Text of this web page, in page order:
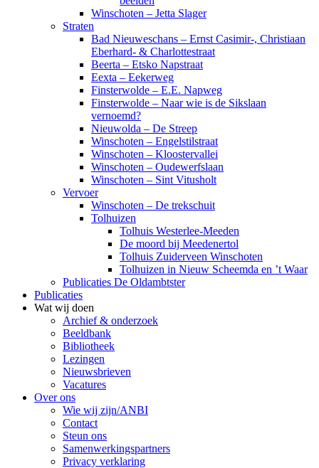
Winschoten – Jetta Slager
Straten
Bad Nieuweschans – Ernst Casimir-, Christiaan
Eberhard- & Charlottestraat
Beerta – Etsko Napstraat
Eexta – Eekerweg
Finsterwolde – E.E. Napweg
Finsterwolde – Naar wie is de Sikslaan
vernoemd?
Nieuwolda – De Streep
Winschoten – Engelstilstraat
Winschoten – Kloostervallei
Winschoten – Oudewerfslaan
Winschoten – Sint Vitusholt
Vervoer
Winschoten – De trekschuit
Tolhuizen
Tolhuis Westerlee-Meeden
De moord bij Meedenertol
Tolhuis Zuiderveen Winschoten
Tolhuizen in Nieuw Scheemda en ’t Waar
Publicaties De Oldambtster
Publicaties
Wat wij doen
Archief & onderzoek
Beeldbank
Bibliotheek
Lezingen
Nieuwsbrieven
Vacatures
Over ons
Wie wij zijn/ANBI
Contact
Steun ons
Samenwerkingspartners
Privacy verklaring